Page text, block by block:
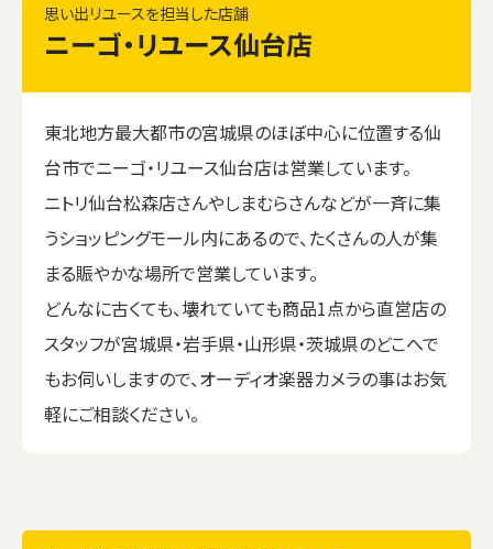
思い出リユースを担当した店舗
ニーゴ・リユース仙台店
東北地方最大都市の宮城県のほぼ中心に位置する仙
台市でニーゴ・リユース仙台店は営業しています。
ニトリ仙台松森店さんやしまむらさんなどが一斉に集
うショッピングモール内にあるので、たくさんの人が集
まる賑やかな場所で営業しています。
どんなに古くても、壊れていても商品1点から直営店の
スタッフが宮城県・岩手県・山形県・茨城県のどこへで
もお伺いしますので、オーディオ楽器カメラの事はお気
軽にご相談ください。